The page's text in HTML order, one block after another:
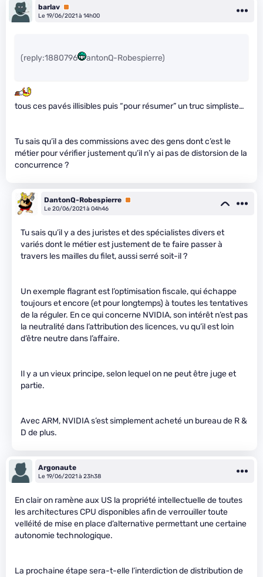
barlav Premium
Le 19/06/2021 à 14h00
(reply:1880796 antonQ-Robespierre)
tous ces pavés illisibles puis “pour résumer” un truc simpliste…
Tu sais qu’il a des commissions avec des gens dont c’est le
métier pour vérifier justement qu’il n’y ai pas de distorsion de la
concurrence ?
DantonQ-Robespierre Premium
Le 20/06/2021 à 04h46
Tu sais qu’il y a des juristes et des spécialistes divers et
variés dont le métier est justement de te faire passer à
travers les mailles du filet, aussi serré soit-il ?
Un exemple flagrant est l’optimisation fiscale, qui échappe
toujours et encore (et pour longtemps) à toutes les tentatives
de la réguler. En ce qui concerne NVIDIA, son intérêt n’est pas
la neutralité dans l’attribution des licences, vu qu’il est loin
d’être neutre dans l’affaire.
Il y a un vieux principe, selon lequel on ne peut être juge et
partie.
Avec ARM, NVIDIA s’est simplement acheté un bureau de R &
D de plus.
Argonaute
Le 19/06/2021 à 23h38
En clair on ramène aux US la propriété intellectuelle de toutes
les architectures CPU disponibles afin de verrouiller toute
velléité de mise en place d’alternative permettant une certaine
autonomie technologique.
La prochaine étape sera-t-elle l’interdiction de distribution de